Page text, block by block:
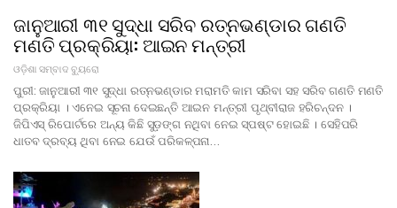
ଜାନୁଆରୀ ୩୧ ସୁଦ୍ଧା ସରିବ ରତ୍ନଭଣ୍ଡାର ଗଣତି
ମଣତି ପ୍ରକ୍ରିୟା: ଆଇନ ମନ୍ତ୍ରୀ
ଓଡ଼ିଶା ସମ୍ବାଦ ବ୍ୟୁରୋ
ପୁରୀ: ଜାନୁଆରୀ ୩୧ ସୁଦ୍ଧା ରତ୍ନଭଣ୍ଡାର ମରାମତି କାମ ସରିବା ସହ ସରିବ ଗଣତି ମଣତି
ପ୍ରକ୍ରିୟା । ଏନେଇ ସୂଚନା ଦେଇଛନ୍ତି ଆଇନ ମନ୍ତ୍ରୀ ପୃଥ୍ବୀରାଜ ହରିଚନ୍ଦନ ।
ଜିପିଏସ୍ ରିପୋର୍ଟରେ ଅନ୍ୟ କିଛି ସୁଡ଼ଙ୍ଗ ନଥିବା ନେଇ ସ୍ପଷ୍ଟ ହୋଇଛି । ସେହିପରି
ଧାତବ ଦ୍ରବ୍ୟ ଥିବା ନେଇ ଯେଉଁ ପରିକଳ୍ପନା…